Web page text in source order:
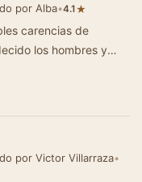
por Alba•4.1 ★
carencias de
los hombres y
por Victor Villarraza•